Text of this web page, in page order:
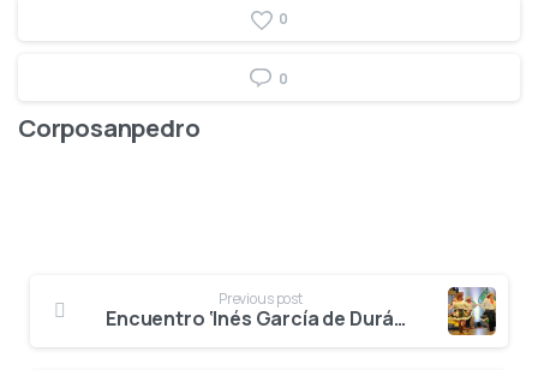
0
0
Corposanpedro
Previous post
Encuentro ‘Inés García de Durán’ mostró el colorido de la danza, dentro y fuera de Colombia